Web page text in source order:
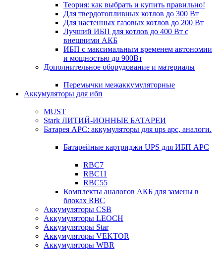
Теория: как выбрать и купить правильно!
Для твердотопливных котлов до 300 Вт
Для настенных газовых котлов до 200 Вт
Лучший ИБП для котлов до 400 Вт с
внешними АКБ
ИБП с максимальным временем автономии
и мощностью до 900Вт
Дополнительное оборудование и материалы
Перемычки межаккумуляторные
Аккумуляторы для ибп
MUST
Stark ЛИТИЙ-ИОННЫЕ БАТАРЕИ
Батарея APC: аккумуляторы для ups apc, аналоги.
Батарейные картриджи UPS для ИБП APC
RBC7
RBC11
RBC55
Комплекты аналогов АКБ для замены в
блоках RBC
Аккумуляторы CSB
Аккумуляторы LEOCH
Аккумуляторы Star
Аккумуляторы VEKTOR
Аккумуляторы WBR